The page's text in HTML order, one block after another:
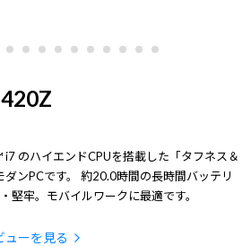
のハイエンドCPUを搭載した「タフネス＆
ンPCです。 約20.0時間の長時間バッテリ
堅牢。モバイルワークに最適です。
ューを見る